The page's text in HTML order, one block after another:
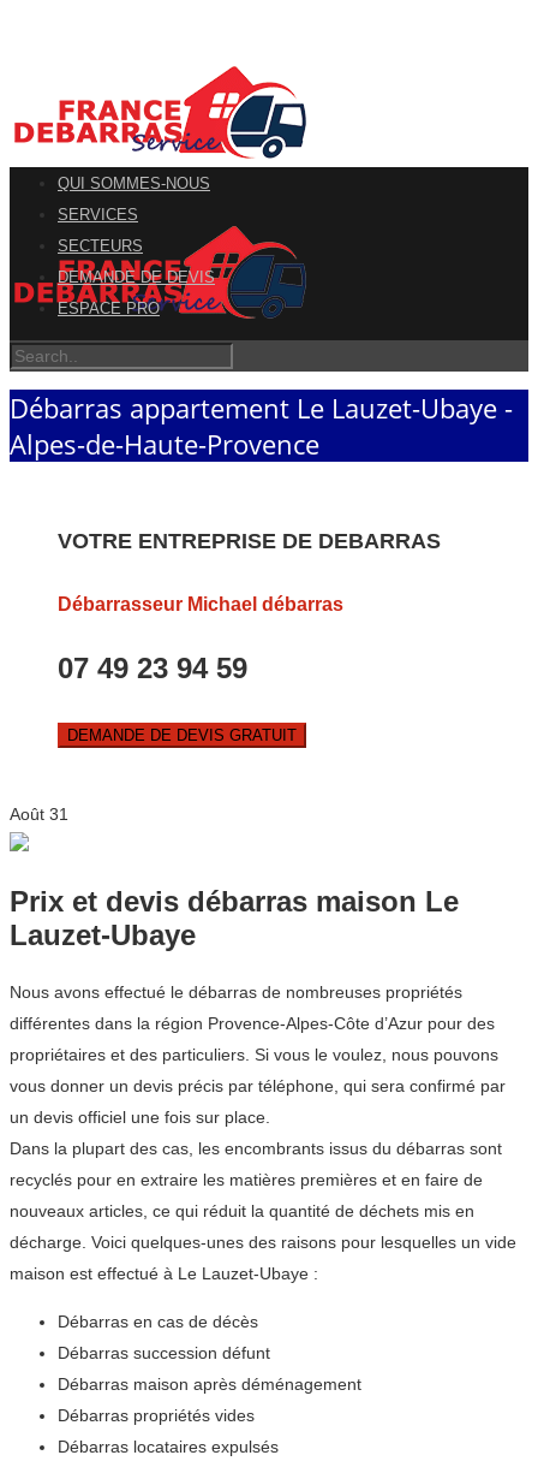
QUI SOMMES-NOUS
SERVICES
SECTEURS
DEMANDE DE DEVIS
ESPACE PRO
Débarras appartement Le Lauzet-Ubaye -
Alpes-de-Haute-Provence
VOTRE ENTREPRISE DE DEBARRAS
Débarrasseur Michael débarras
07 49 23 94 59
DEMANDE DE DEVIS GRATUIT
Août 31
Prix et devis débarras maison Le
Lauzet-Ubaye
Nous avons effectué le débarras de nombreuses propriétés
différentes dans la région Provence-Alpes-Côte d’Azur pour des
propriétaires et des particuliers. Si vous le voulez, nous pouvons
vous donner un devis précis par téléphone, qui sera confirmé par
un devis officiel une fois sur place.
Dans la plupart des cas, les encombrants issus du débarras sont
recyclés pour en extraire les matières premières et en faire de
nouveaux articles, ce qui réduit la quantité de déchets mis en
décharge. Voici quelques-unes des raisons pour lesquelles un vide
maison est effectué à Le Lauzet-Ubaye :
Débarras en cas de décès
Débarras succession défunt
Débarras maison après déménagement
Débarras propriétés vides
Débarras locataires expulsés